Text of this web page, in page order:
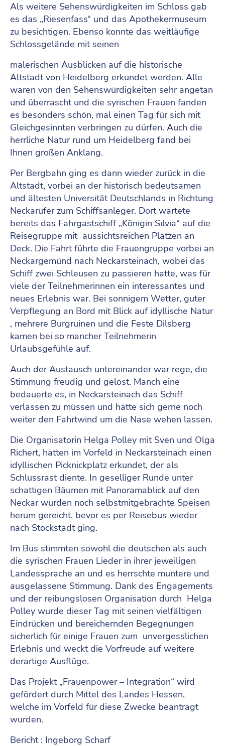
Als weitere Sehenswürdigkeiten im Schloss gab
es das „Riesenfass“ und das Apothekermuseum
zu besichtigen. Ebenso konnte das weitläufige
Schlossgelände mit seinen
malerischen Ausblicken auf die historische
Altstadt von Heidelberg erkundet werden. Alle
waren von den Sehenswürdigkeiten sehr angetan
und überrascht und die syrischen Frauen fanden
es besonders schön, mal einen Tag für sich mit
Gleichgesinnten verbringen zu dürfen. Auch die
herrliche Natur rund um Heidelberg fand bei
Ihnen großen Anklang.
Per Bergbahn ging es dann wieder zurück in die
Altstadt, vorbei an der historisch bedeutsamen
und ältesten Universität Deutschlands in Richtung
Neckarufer zum Schiffsanleger. Dort wartete
bereits das Fahrgastschiff „Königin Silvia“ auf die
Reisegruppe mit aussichtsreichen Plätzen an
Deck. Die Fahrt führte die Frauengruppe vorbei an
Neckargemünd nach Neckarsteinach, wobei das
Schiff zwei Schleusen zu passieren hatte, was für
viele der Teilnehmerinnen ein interessantes und
neues Erlebnis war. Bei sonnigem Wetter, guter
Verpflegung an Bord mit Blick auf idyllische Natur
, mehrere Burgruinen und die Feste Dilsberg
kamen bei so mancher Teilnehmerin
Urlaubsgefühle auf.
Auch der Austausch untereinander war rege, die
Stimmung freudig und gelöst. Manch eine
bedauerte es, in Neckarsteinach das Schiff
verlassen zu müssen und hätte sich gerne noch
weiter den Fahrtwind um die Nase wehen lassen.
Die Organisatorin Helga Polley mit Sven und Olga
Richert, hatten im Vorfeld in Neckarsteinach einen
idyllischen Picknickplatz erkundet, der als
Schlussrast diente. In geselliger Runde unter
schattigen Bäumen mit Panoramablick auf den
Neckar wurden noch selbstmitgebrachte Speisen
herum gereicht, bevor es per Reisebus wieder
nach Stockstadt ging.
Im Bus stimmten sowohl die deutschen als auch
die syrischen Frauen Lieder in ihrer jeweiligen
Landessprache an und es herrschte muntere und
ausgelassene Stimmung. Dank des Engagements
und der reibungslosen Organisation durch Helga
Polley wurde dieser Tag mit seinen vielfältigen
Eindrücken und bereichernden Begegnungen
sicherlich für einige Frauen zum unvergesslichen
Erlebnis und weckt die Vorfreude auf weitere
derartige Ausflüge.
Das Projekt „Frauenpower – Integration“ wird
gefördert durch Mittel des Landes Hessen,
welche im Vorfeld für diese Zwecke beantragt
wurden.
Bericht : Ingeborg Scharf